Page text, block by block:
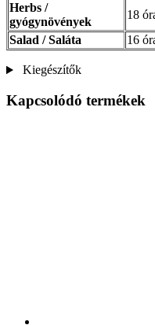
Herbs /
gyógynövények
18
Salad / Saláta
16
Kiegészítők
Kapcsolódó termékek